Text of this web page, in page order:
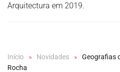
Arquitectura em 2019.
Início Novidades
Geografias
Rocha